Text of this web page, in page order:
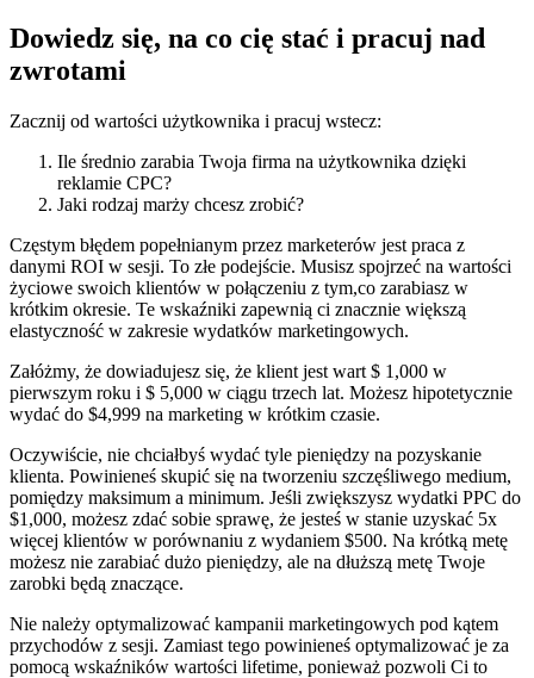
Dowiedz się, na co cię stać i pracuj nad
zwrotami
Zacznij od wartości użytkownika i pracuj wstecz:
Ile średnio zarabia Twoja firma na użytkownika dzięki
reklamie CPC?
Jaki rodzaj marży chcesz zrobić?
Częstym błędem popełnianym przez marketerów jest praca z
danymi ROI w sesji. To złe podejście. Musisz spojrzeć na wartości
życiowe swoich klientów w połączeniu z tym,co zarabiasz w
krótkim okresie. Te wskaźniki zapewnią ci znacznie większą
elastyczność w zakresie wydatków marketingowych.
Załóżmy, że dowiadujesz się, że klient jest wart $ 1,000 w
pierwszym roku i $ 5,000 w ciągu trzech lat. Możesz hipotetycznie
wydać do $4,999 na marketing w krótkim czasie.
Oczywiście, nie chciałbyś wydać tyle pieniędzy na pozyskanie
klienta. Powinieneś skupić się na tworzeniu szczęśliwego medium,
pomiędzy maksimum a minimum. Jeśli zwiększysz wydatki PPC do
$1,000, możesz zdać sobie sprawę, że jesteś w stanie uzyskać 5x
więcej klientów w porównaniu z wydaniem $500. Na krótką metę
możesz nie zarabiać dużo pieniędzy, ale na dłuższą metę Twoje
zarobki będą znaczące.
Nie należy optymalizować kampanii marketingowych pod kątem
przychodów z sesji. Zamiast tego powinieneś optymalizować je za
pomocą wskaźników wartości lifetime, ponieważ pozwoli Ci to